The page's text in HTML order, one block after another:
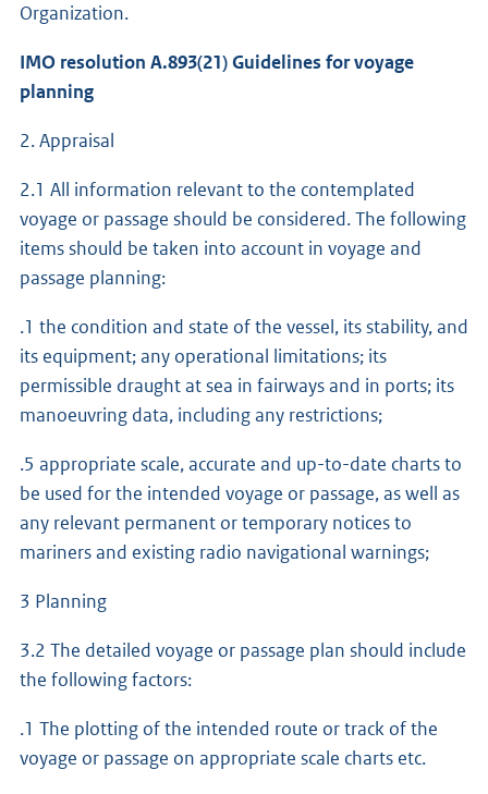
Organization.
IMO resolution A.893(21) Guidelines for voyage
planning
2. Appraisal
2.1 All information relevant to the contemplated
voyage or passage should be considered. The following
items should be taken into account in voyage and
passage planning:
.1 the condition and state of the vessel, its stability, and
its equipment; any operational limitations; its
permissible draught at sea in fairways and in ports; its
manoeuvring data, including any restrictions;
.5 appropriate scale, accurate and up-to-date charts to
be used for the intended voyage or passage, as well as
any relevant permanent or temporary notices to
mariners and existing radio navigational warnings;
3 Planning
3.2 The detailed voyage or passage plan should include
the following factors:
.1 The plotting of the intended route or track of the
voyage or passage on appropriate scale charts etc.